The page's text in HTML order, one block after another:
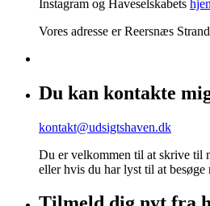
Instagram og Haveselskabets
Vores adresse er Reersnæs
Du kan kontakte
kontakt@udsigtshaven.dk
Du er velkommen til at skrive til
eller hvis du har lyst til at besøge